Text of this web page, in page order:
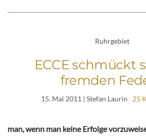
Ruhrgebiet
ECCE schmückt
fremden
15. Mai 2011 | Stefan Laurin 25
man, wenn man keine Erfolge